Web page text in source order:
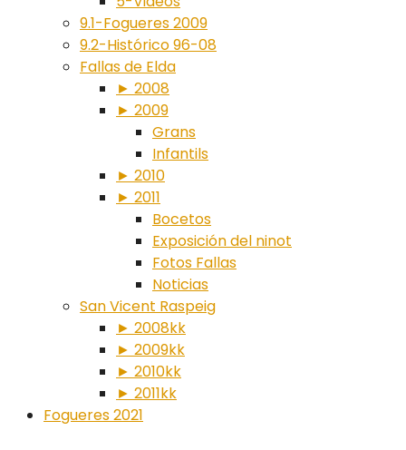
9.1-Fogueres 2009
9.2-Histórico 96-08
Fallas de Elda
► 2008
► 2009
Grans
Infantils
► 2010
► 2011
Bocetos
Exposición del ninot
Fotos Fallas
Noticias
San Vicent Raspeig
► 2008kk
► 2009kk
► 2010kk
► 2011kk
Fogueres 2021